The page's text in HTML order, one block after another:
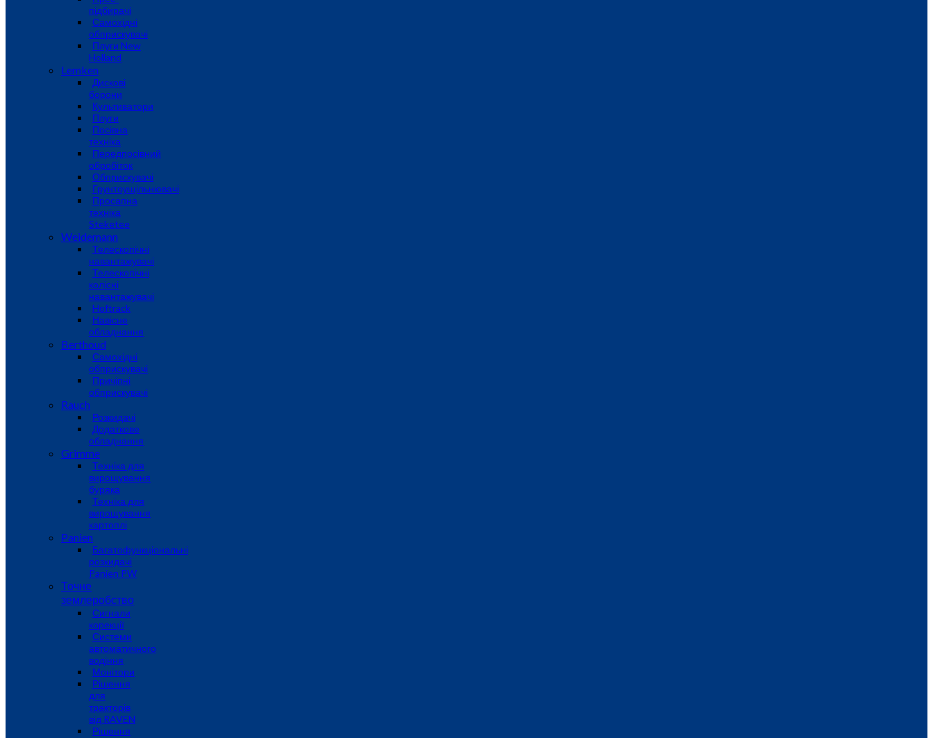
підбирачі
Самохідні
обприскувачі
Плуги New
Holland
Lemken
Дискові
борони
Культиватори
Плуги
Посівна
техніка
Передпосівний
обробіток
Обприскувачі
Грунтоущільнювачі
Просапна
техніка
Steketee
Weidemann
Телескопічні
навантажувачі
Телескопічні
колісні
навантажувачі
Hoftrack
Навісне
обладнання
Berthoud
Самохідні
обприскувачі
Причіпні
обприскувачі
Rauch
Розкидачі
Додаткове
обладнання
Grimme
Техніка для
вирощування
буряка
Техніка для
вирощування
картоплі
Panien
Багатофункціональні
розкидачі
Panien PW
Точне
землеробство
Сигнали
корекції
Системи
автоматичного
водіння
Монітори
Рішення
для
тракторів
від RAVEN
Рішення